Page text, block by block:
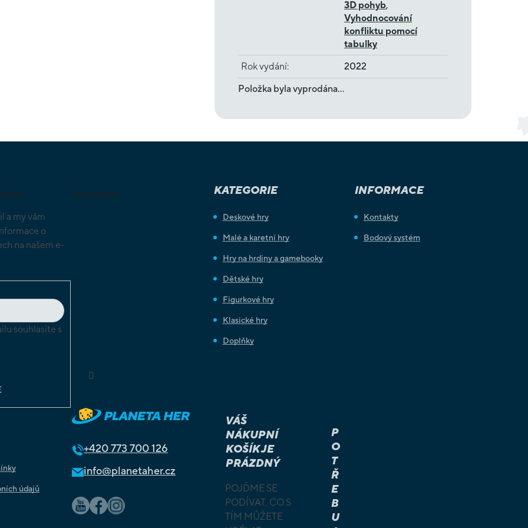
3D pohyb,
Vyhodnocování
konfliktu pomocí
tabulky
Rok vydání:
2022
Položka byla vyprodána…
a my vám
o
na našem e-
souhlasíte s
Instagram KATEGORIE
Deskové hry
Malé a karetní hry
Hry na hrdiny a gamebooky
Dětské hry
Figurkové hry
Klasické hry
Doplňky
INFORMACE
Kontakty
Bodový systém
údajů
+420773 700 126
info@planetaher.cz
VÁŠ
NÁKUPNÍ
KOŠÍK JE
PRÁZDNÝ
POJĎME SE
PODÍVAT, CO S
TÍM MŮŽETE
P
O
T
Ř
E
B
U